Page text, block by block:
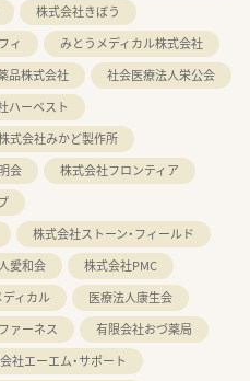
株式会社きぼう
ィ
みとうメディカル株式会社
品株式会社
社会医療法人栄公会
ハーベスト
式会社みかど製作所
会
株式会社フロンティア
株式会社ストーン・フィールド
愛和会
株式会社PMC
ィカル
医療法人康生会
ァーネス
有限会社おづ薬局
社エーエム・サポート